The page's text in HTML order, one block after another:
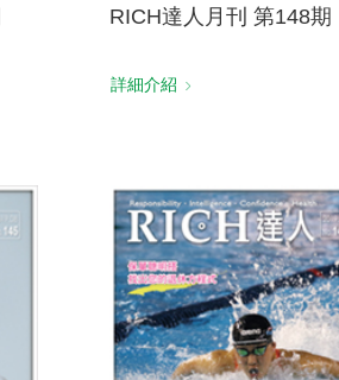
RICH達人月刊 第148期
詳細介紹